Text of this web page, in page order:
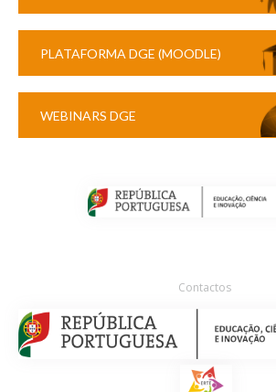
PLATAFORMA DGE (MOODLE)
WEBINARS DGE
Contactos